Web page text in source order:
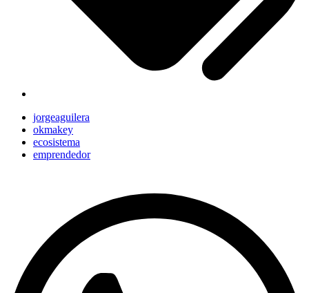
jorgeaguilera
okmakey
ecosistema
emprendedor